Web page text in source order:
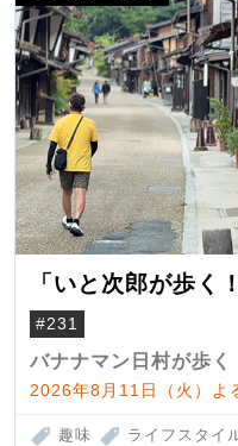
「いと次郎が歩く
#231
バナナマン日村が歩
2026年8月11日（火）よ
趣味 ライフスタイ